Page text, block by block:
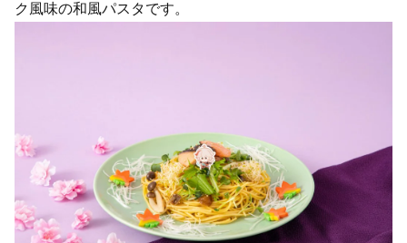
ク風味の和風パスタです。